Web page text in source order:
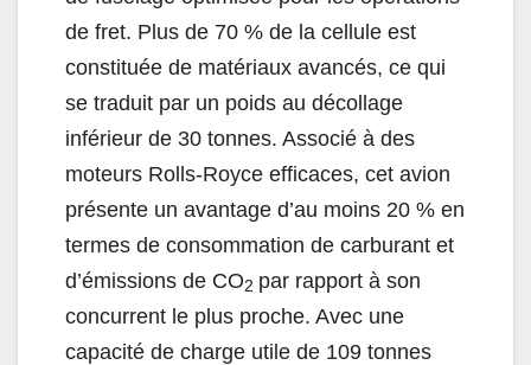
de fret. Plus de 70 % de la cellule est
constituée de matériaux avancés, ce qui
se traduit par un poids au décollage
inférieur de 30 tonnes. Associé à des
moteurs Rolls-Royce efficaces, cet avion
présente un avantage d’au moins 20 % en
termes de consommation de carburant et
d’émissions de CO2 par rapport à son
concurrent le plus proche. Avec une
capacité de charge utile de 109 tonnes